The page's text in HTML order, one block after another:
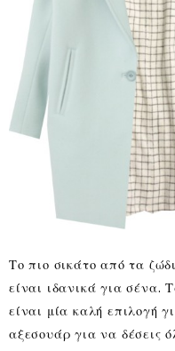
Το πιο σικάτο από τα
είναι ιδανικά για
είναι μία καλή επιλογή
αξεσουάρ για να δέσεις